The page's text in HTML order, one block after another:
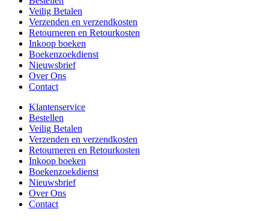
Veilig Betalen
Verzenden en verzendkosten
Retourneren en Retourkosten
Inkoop boeken
Boekenzoekdienst
Nieuwsbrief
Over Ons
Contact
Klantenservice
Bestellen
Veilig Betalen
Verzenden en verzendkosten
Retourneren en Retourkosten
Inkoop boeken
Boekenzoekdienst
Nieuwsbrief
Over Ons
Contact